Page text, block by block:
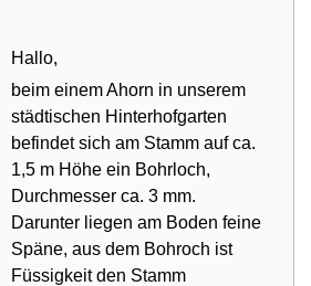
Hallo,
beim einem Ahorn in unserem
städtischen Hinterhofgarten
befindet sich am Stamm auf ca.
1,5 m Höhe ein Bohrloch,
Durchmesser ca. 3 mm.
Darunter liegen am Boden feine
Späne, aus dem Bohroch ist
Füssigkeit den Stamm